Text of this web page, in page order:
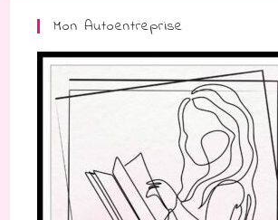
Mon Autoentreprise